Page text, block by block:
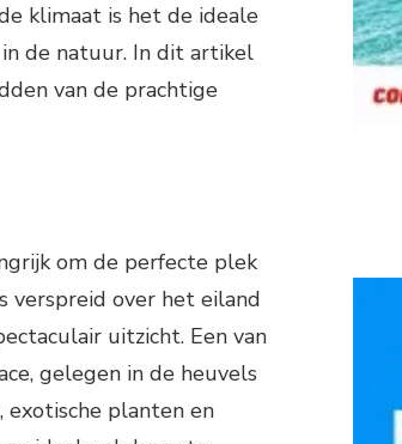
klimaat is het de ideale
de natuur. In dit artikel
van de prachtige
om de perfecte plek
verspreid over het eiland
uitzicht. Een van
gelegen in de heuvels
exotische planten en